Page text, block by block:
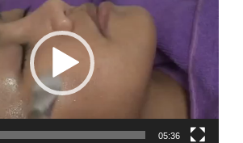
05:36